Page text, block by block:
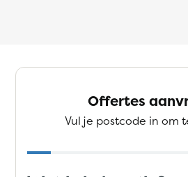
Offertes
Vul je postcode in om